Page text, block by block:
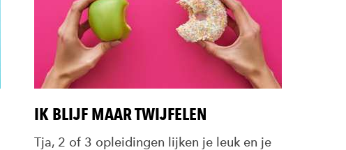
IK BLIJF MAAR TWIJFELEN
Tja, 2 of 3 opleidingen lijken je leuk en je